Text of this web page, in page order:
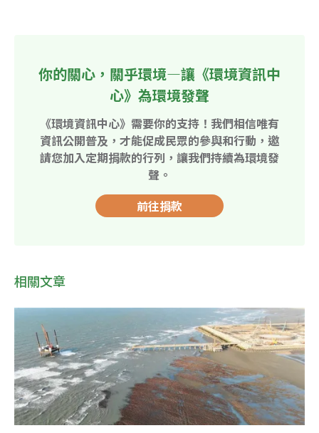
你的關心，關乎環境—讓《環境資訊中
心》為環境發聲
《環境資訊中心》需要你的支持！我們相信唯有
資訊公開普及，才能促成民眾的參與和行動，邀
請您加入定期捐款的行列，讓我們持續為環境發
聲。
前往捐款
相關文章